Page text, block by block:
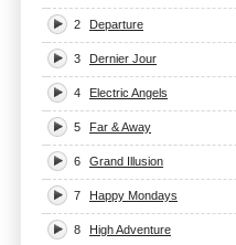
2 Departure
3 Dernier Jour
4 Electric Angels
5 Far & Away
6 Grand Illusion
7 Happy Mondays
8 High Adventure